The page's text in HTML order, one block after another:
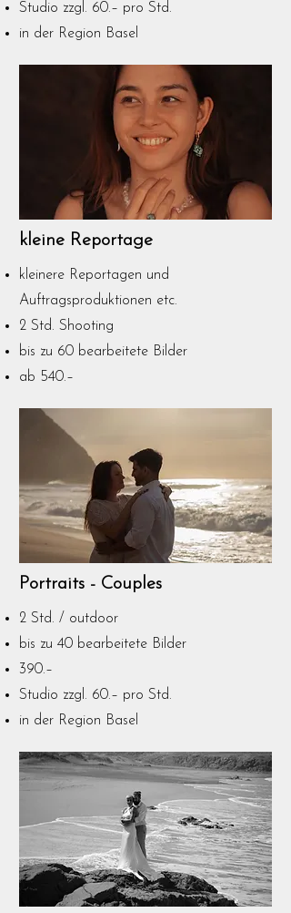
Studio zzgl. 60.– pro Std.
in der Region Basel
kleine Reportage
kleinere Reportagen und
Auftragsproduktionen etc.
2 Std. Shooting
bis zu 60 bearbeitete Bilder
ab 540.–
Portraits - Couples
2 Std. / outdoor
bis zu 40 bearbeitete Bilder
390.–
Studio zzgl. 60.– pro Std.
in der Region Basel